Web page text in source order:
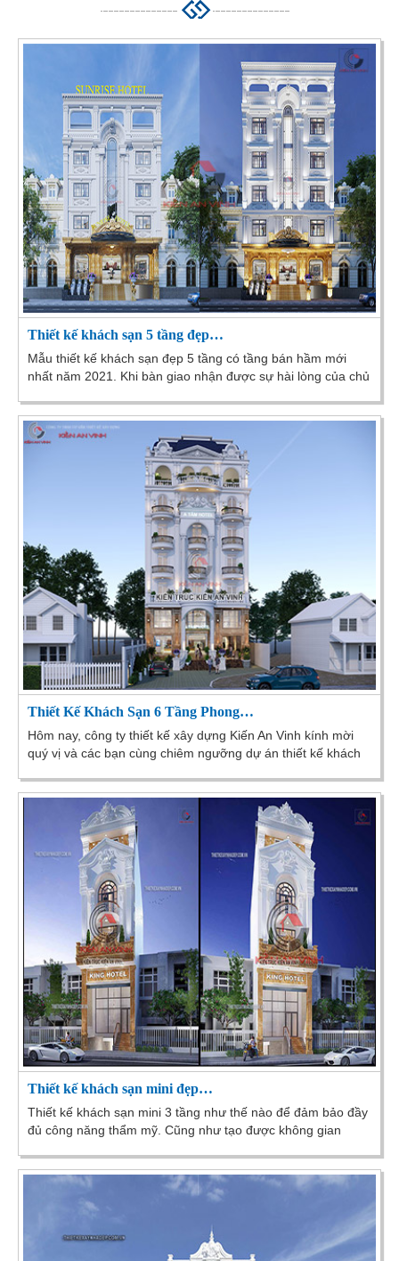
Thiết kế khách sạn 5 tầng đẹp…
Mẫu thiết kế khách sạn đẹp 5 tầng có tầng bán hầm mới
nhất năm 2021. Khi bàn giao nhận được sự hài lòng của chủ
Thiết Kế Khách Sạn 6 Tầng Phong…
Hôm nay, công ty thiết kế xây dựng Kiến An Vinh kính mời
quý vị và các bạn cùng chiêm ngưỡng dự án thiết kế khách
Thiết kế khách sạn mini đẹp…
Thiết kế khách sạn mini 3 tầng như thế nào để đảm bảo đầy
đủ công năng thẩm mỹ. Cũng như tạo được không gian